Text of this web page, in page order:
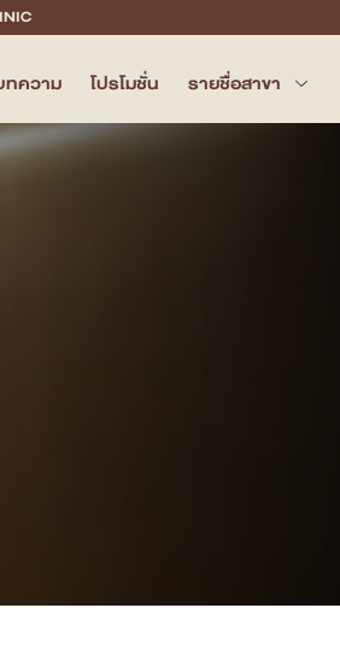
ทความ โปรโมชั่น รายชื่อสาขา